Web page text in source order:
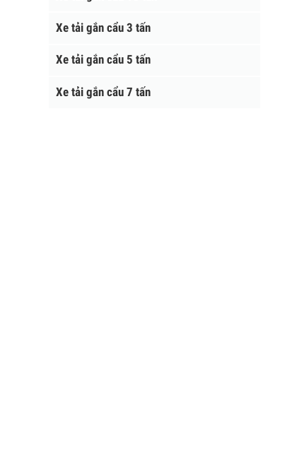
Xe tải gắn cẩu 15 tấn
Xe tải gắn cẩu 3 tấn
Xe tải gắn cẩu 5 tấn